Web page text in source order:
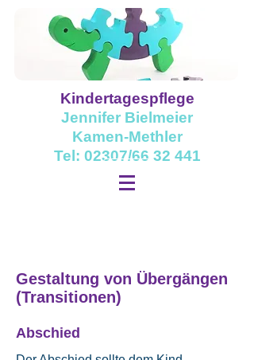
Kindertagespflege
Jennifer Bielmeier
Kamen-Methler
Tel: 02307/66 32 441
Gestaltung von Übergängen
(Transitionen)
Abschied